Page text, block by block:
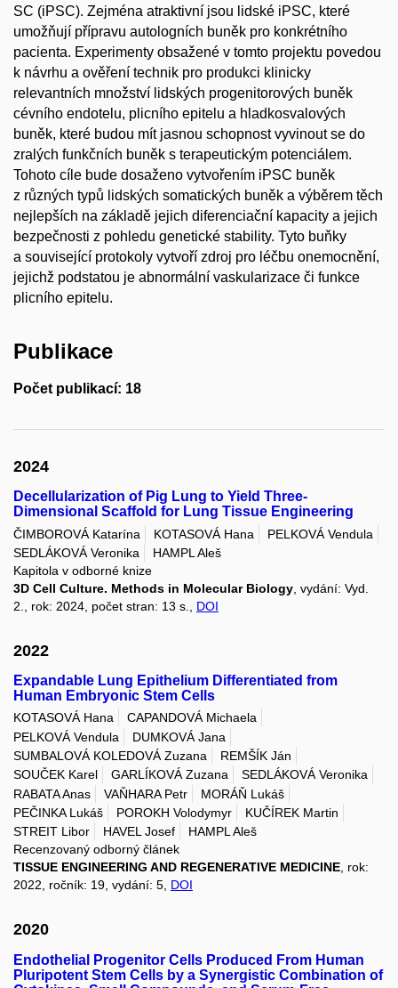
SC (iPSC). Zejména atraktivní jsou lidské iPSC, které
umožňují přípravu autologních buněk pro konkrétního
pacienta. Experimenty obsažené v tomto projektu povedou
k návrhu a ověření technik pro produkci klinicky
relevantních množství lidských progenitorových buněk
cévního endotelu, plicního epitelu a hladkosvalových
buněk, které budou mít jasnou schopnost vyvinout se do
zralých funkčních buněk s terapeutickým potenciálem.
Tohoto cíle bude dosaženo vytvořením iPSC buněk
z různých typů lidských somatických buněk a výběrem těch
nejlepších na základě jejich diferenciační kapacity a jejich
bezpečnosti z pohledu genetické stability. Tyto buňky
a související protokoly vytvoří zdroj pro léčbu onemocnění,
jejichž podstatou je abnormální vaskularizace či funkce
plicního epitelu.
Publikace
Počet publikací: 18
2024
Decellularization of Pig Lung to Yield Three-
Dimensional Scaffold for Lung Tissue Engineering
ČIMBOROVÁ Katarína KOTASOVÁ Hana
PELKOVÁ Vendula
SEDLÁKOVÁ Veronika
HAMPL Aleš
Kapitola v odborné knize
3D Cell Culture. Methods in Molecular Biology , vydání: Vyd.
2., rok: 2024, počet stran: 13 s., DOI
2022
Expandable Lung Epithelium Differentiated from
Human Embryonic Stem Cells
KOTASOVÁ Hana
CAPANDOVÁ Michaela
PELKOVÁ Vendula
DUMKOVÁ Jana
SUMBALOVÁ KOLEDOVÁ Zuzana
REMŠÍK Ján
SOUČEK Karel
GARLÍKOVÁ Zuzana
SEDLÁKOVÁ Veronika
RABATA Anas
VAŇHARA Petr
MORÁŇ Lukáš
PEČINKA Lukáš
POROKH Volodymyr
KUČÍREK Martin
STREIT Libor
HAVEL Josef
HAMPL Aleš
Recenzovaný odborný článek
TISSUE ENGINEERING AND REGENERATIVE MEDICINE, rok:
2022, ročník: 19, vydání: 5, DOI
2020
Endothelial Progenitor Cells Produced From Human
Pluripotent Stem Cells by a Synergistic Combination of